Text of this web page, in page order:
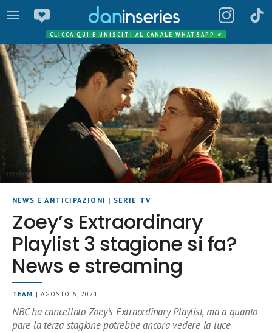
CLICCA QUI E UNISCITI AL CANALE WHATSAPP ✔
NEWS E ANTICIPAZIONI | SERIE TV
Zoey’s Extraordinary
Playlist 3 stagione si fa?
News e streaming
TEAM | AGOSTO 6, 2021
NBC ha cancellato Zoey’s Extraordinary Playlist, ma a quanto
pare la terza stagione potrebbe ancora vedere la luce